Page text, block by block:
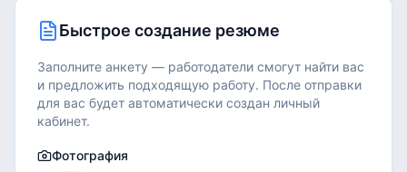
Быстрое создание резюме
Заполните анкету — работодатели смогут найти вас
и предложить подходящую работу. После отправки
для вас будет автоматически создан личный
кабинет.
Фотография